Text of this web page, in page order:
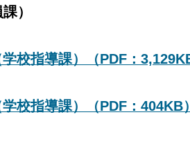
）
校指導課）（PDF：3,129KB
校指導課）（PDF：404KB）